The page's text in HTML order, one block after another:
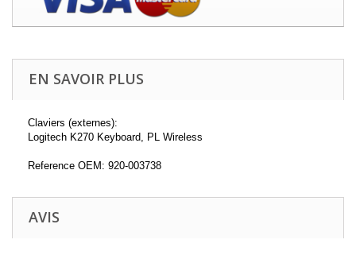
EN SAVOIR PLUS
Claviers (externes):
Logitech K270 Keyboard, PL Wireless
Reference OEM: 920-003738
AVIS